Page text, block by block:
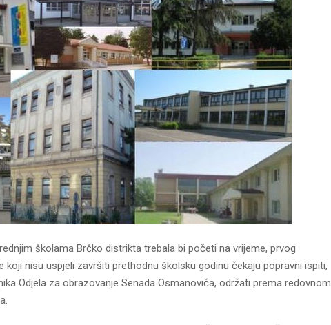
školama Brčko distrikta trebala bi početi na vrijeme, prvog
koji nisu uspjeli završiti prethodnu školsku godinu čekaju popravni ispiti,
Odjela za obrazovanje Senada Osmanovića, održati prema redovnom